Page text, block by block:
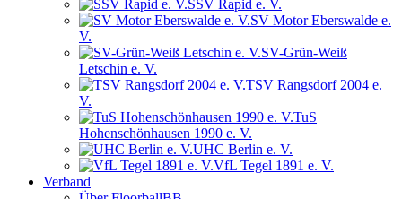
SSV Rapid e. V.
SV Motor Eberswalde e.
V.
SV-Grün-Weiß
Letschin e. V.
TSV Rangsdorf 2004 e.
V.
TuS
Hohenschönhausen 1990 e. V.
UHC Berlin e. V.
VfL Tegel 1891 e. V.
Verband